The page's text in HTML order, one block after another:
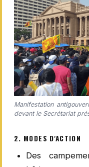
Manifestation
devant le Secrétariat
2. MODES D'ACTION
Des